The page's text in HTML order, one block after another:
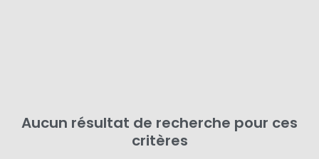
Aucun résultat de recherche pour ces
critères